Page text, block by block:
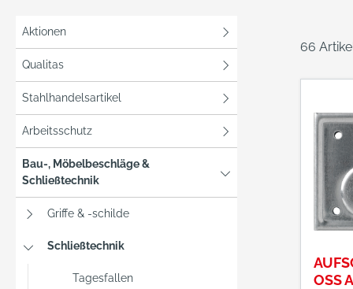
Aktionen
Qualitas
Stahlhandelsartikel
Arbeitsschutz
Bau-, Möbelbeschläge &
Schließtechnik
Griffe & -schilde
Schließtechnik
Tagesfallen
66
OSS